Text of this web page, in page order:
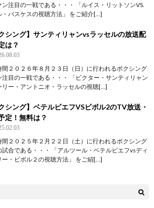
ン注目の一戦である・・・ 「ルイス・リットソンVS.
・バスケスの視聴方法」 をご紹介[…]
クシング】サンティリャンvsラッセルの放送配
は？
間２０２６年８月２３日（日）に行われるボクシング
注目の一戦である・・・ 「ビクター・サンティリャン
リー・アントニオ・ラッセルの視聴[…]
クシング】ベテルビエフVSビボル2のTV放送・
定！無料は？
間２０２５年２月２２日（土）に行われるボクシング
試合である・・・ 「アルツール・ベテルビエフvsディ
ー・ビボル２の視聴方法」 をご紹[…]